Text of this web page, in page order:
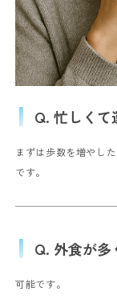
Q. 忙しくて
まずは歩数を増やし
です。
Q. 外食が多
可能です。